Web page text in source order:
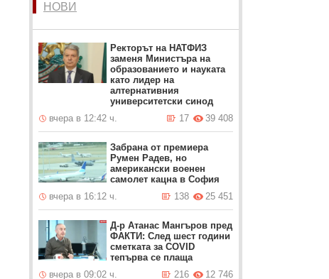
НОВИ
Ректорът на НАТФИЗ
заменя Министъра на
образованието и науката
като лидер на
алтернативния
университетски синод
вчера в 12:42 ч.
39 408
17
Забрана от премиера
Румен Радев, но
американски военен
самолет кацна в София
вчера в 16:12 ч.
25 451
138
Д-р Атанас Мангъров пред
ФАКТИ: След шест години
сметката за COVID
тепърва се плаща
вчера в 09:02 ч.
12 746
216